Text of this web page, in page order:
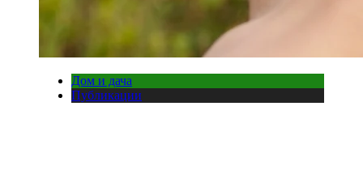
Дом и дача
Публикации